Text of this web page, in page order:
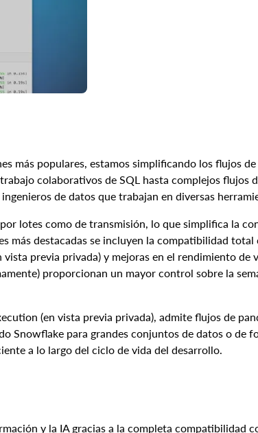
más populares, estamos simplificando los flujos
colaborativos de SQL hasta complejos flujos
de datos que trabajan en diversas
lotes como de transmisión, lo que simplifica la
destacadas se incluyen la compatibilidad total
previa privada) y mejoras en el rendimiento de
proporcionan un mayor control sobre la
(en vista previa privada), admite flujos de
Snowflake para grandes conjuntos de datos o de
a lo largo del ciclo de vida del desarrollo.
y la IA gracias a la completa compatibilidad